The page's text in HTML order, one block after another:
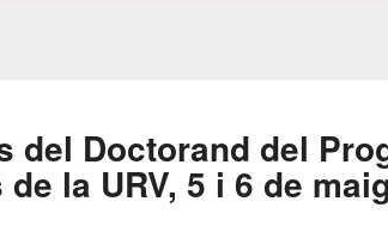
del Doctorand del
la URV, 5 i 6 de